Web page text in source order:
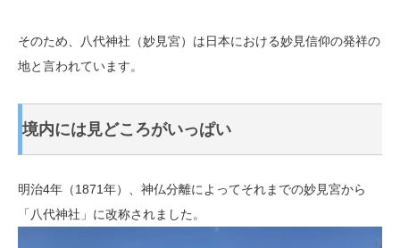
そのため、八代神社（妙見宮）は日本における妙見信仰の発祥の
地と言われています。
境内には見どころがいっぱい
明治4年（1871年）、神仏分離によってそれまでの妙見宮から
「八代神社」に改称されました。